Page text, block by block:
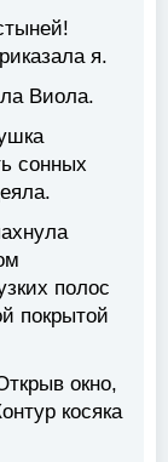
я.
Виола.
сонных
полос
покрытой
окно,
косяка